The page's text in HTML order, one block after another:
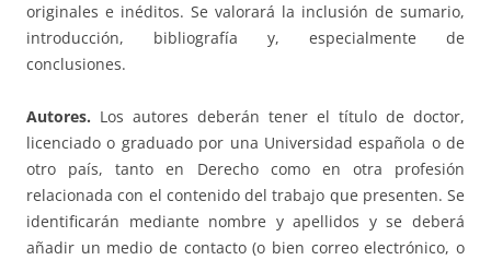
originales e inéditos. Se valorará la inclusión de sumario,
introducción, bibliografía y, especialmente de
conclusiones.
Autores. Los autores deberán tener el título de doctor,
licenciado o graduado por una Universidad española o de
otro país, tanto en Derecho como en otra profesión
relacionada con el contenido del trabajo que presenten. Se
identificarán mediante nombre y apellidos y se deberá
añadir un medio de contacto (o bien correo electrónico, o